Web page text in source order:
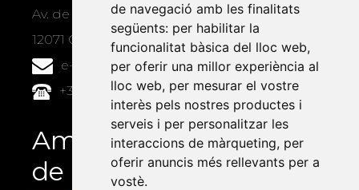
de navegació amb les finalitats
següents: per habilitar la
funcionalitat bàsica del lloc web,
per oferir una millor experiència al
lloc web, per mesurar el vostre
interès pels nostres productes i
serveis i per personalitzar les
interaccions de màrqueting, per
oferir anuncis més rellevants per a
vostè.
Av. de Vicent Sos Baynat, s/n
12071 Castelló de la Plana
e-buc@vives.org
+34 964 72 89 93
Amb el suport
de